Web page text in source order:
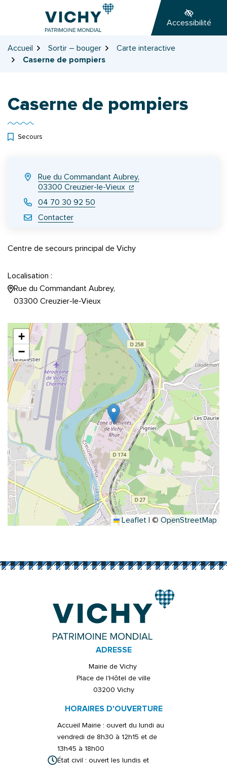
page
Accessibilité
Accueil Sortir – bouger
Carte interactive
Caserne de pompiers
Caserne de pompiers
Secours
Rue du Commandant Aubrey,
03300 Creuzier-le-Vieux (ouverture dans un nouvel
(ouverture dans un nouvel
04 70 30 92 50
Contacter
Centre de secours principal de Vichy
Localisation :
Rue du Commandant Aubrey,
03300 Creuzier-le-Vieux
+
−
Leaflet | © OpenStreetMap
ADRESSE
Mairie de Vichy
Place de l'Hôtel de ville
03200 Vichy
HORAIRES D'OUVERTURE
Accueil Mairie : ouvert du lundi au
vendredi de 8h30 à 12h15 et de
13h45 à 18h00
État civil : ouvert les lundis et